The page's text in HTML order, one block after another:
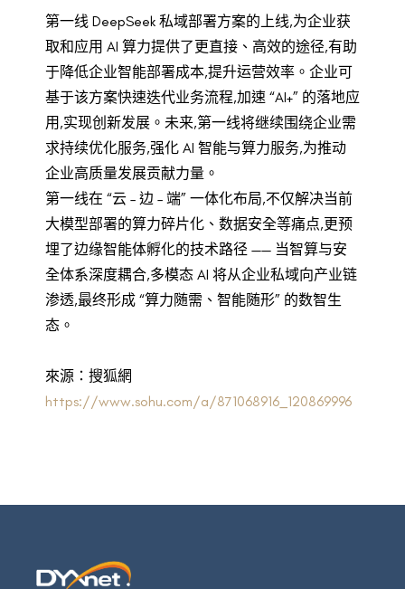
第一线 DeepSeek 私域部署方案的上线,为企业获
取和应用 AI 算力提供了更直接、高效的途径,有助
于降低企业智能部署成本,提升运营效率。企业可
基于该方案快速迭代业务流程,加速 “AI+” 的落地应
用,实现创新发展。未来,第一线将继续围绕企业需
求持续优化服务,强化 AI 智能与算力服务,为推动
企业高质量发展贡献力量。
第一线在 “云 – 边 – 端” 一体化布局,不仅解决当前
大模型部署的算力碎片化、数据安全等痛点,更预
埋了边缘智能体孵化的技术路径 —— 当智算与安
全体系深度耦合,多模态 AI 将从企业私域向产业链
渗透,最终形成 “算力随需、智能随形” 的数智生
态。
來源：搜狐網
https://www.sohu.com/a/871068916_120869996